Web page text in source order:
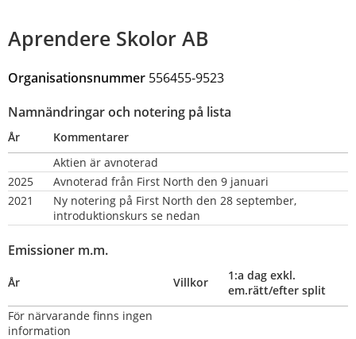
Aprendere Skolor AB
Organisationsnummer 556455-9523
Namnändringar och notering på lista
År
Kommentarer
Aktien är avnoterad
2025
Avnoterad från First North den 9 januari
2021
Ny notering på First North den 28 september,
introduktionskurs se nedan
Emissioner m.m.
År Villkor
1:a dag exkl.
em.rätt/efter split
För närvarande finns ingen
information